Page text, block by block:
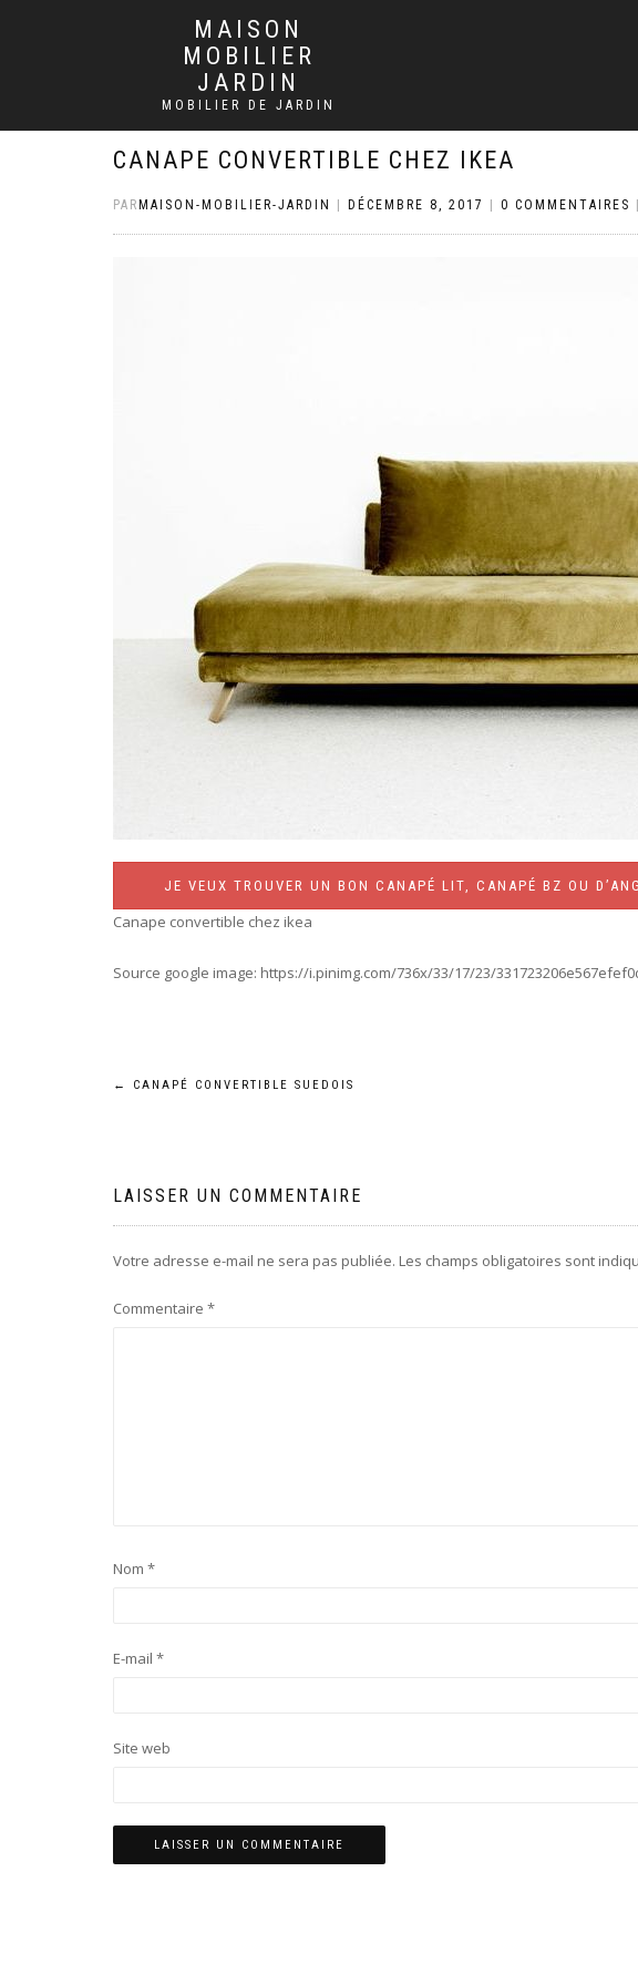
MAISON
MOBILIER
JARDIN
MOBILIER DE JARDIN
CANAPE CONVERTIBLE CHEZ IKEA
PAR MAISON-MOBILIER-JARDIN DÉCEMBRE 8, 2017 0 COMMENTAIRES
JE VEUX TROUVER UN BON CANAPÉ LIT, CANAPÉ BZ OU
Canape convertible chez ikea
Source google image: https://i.pinimg.com/736x/33/17/23/
Navigation
l’article
← CANAPÉ CONVERTIBLE SUEDOIS
LAISSER UN COMMENTAIRE
Votre adresse e-mail ne sera pas publiée. Les champs obligatoires sont
Commentaire *
Nom *
E-mail *
Site web